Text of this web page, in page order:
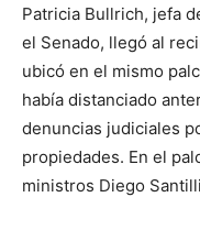
Patricia Bullrich, jefa
el Senado, llegó al
ubicó en el mismo
había distanciado
denuncias judiciales
propiedades. En el
ministros Diego